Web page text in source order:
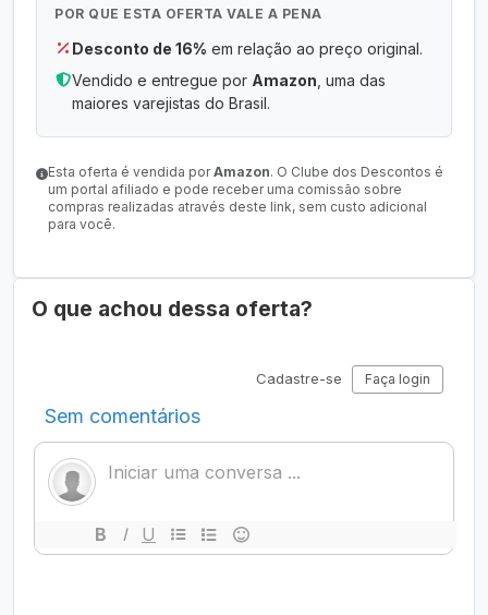
POR QUE ESTA OFERTA VALE A PENA
Desconto de 16% em relação ao preço original.
Vendido e entregue por Amazon , uma das
maiores varejistas do Brasil.
Esta oferta é vendida porAmazon. O Clube dos Descontos é
um portal afiliado e pode receber uma comissão sobre
compras realizadas através deste link, sem custo adicional
para você.
O que achou dessa oferta?